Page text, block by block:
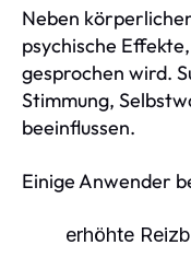
Neben
psychische
gesprochen wird.
Stimmung,
beeinflussen.
Einige Anwender
erhöhte